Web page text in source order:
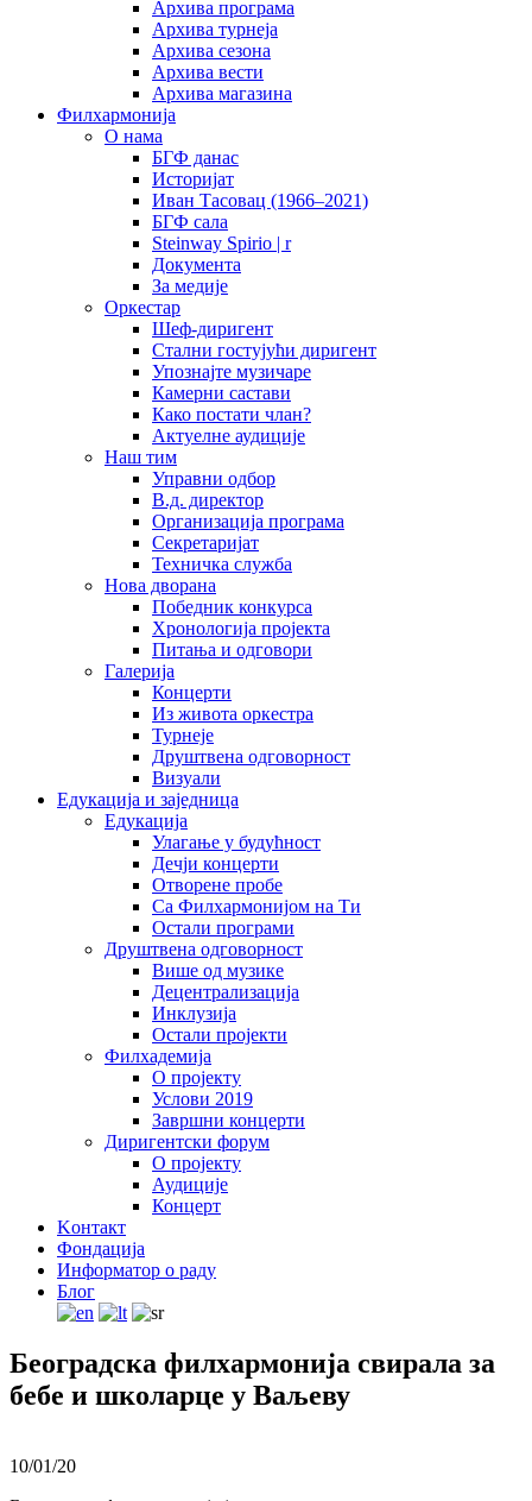
Архива програма
Архива турнеја
Архива сезона
Архива вести
Архива магазина
Филхармонија
О нама
БГФ данас
Историјат
Иван Тасовац (1966–2021)
БГФ сала
Steinway Spirio | r
Документа
За медије
Оркестар
Шеф-диригент
Стални гостујући диригент
Упознајте музичаре
Камерни састави
Како постати члан?
Актуелне аудиције
Наш тим
Управни одбор
В.д. директор
Организација програма
Секретаријат
Техничка служба
Нова дворана
Победник конкурса
Хронологија пројекта
Питања и одговори
Галерија
Концерти
Из живота оркестра
Турнеје
Друштвена одговорност
Визуали
Едукација и заједница
Едукација
Улагање у будућност
Дечји концерти
Отворене пробе
Са Филхармонијом на Ти
Остали програми
Друштвена одговорност
Више од музике
Децентрализација
Инклузија
Остали пројекти
Филхадемија
О пројекту
Услови 2019
Завршни концерти
Диригентски форум
О пројекту
Аудиције
Концерт
Kонтакт
Фондација
Информатор о раду
Блог
Београдска филхармонија свирала за
бебе и школарце у Ваљеву
10/01/20